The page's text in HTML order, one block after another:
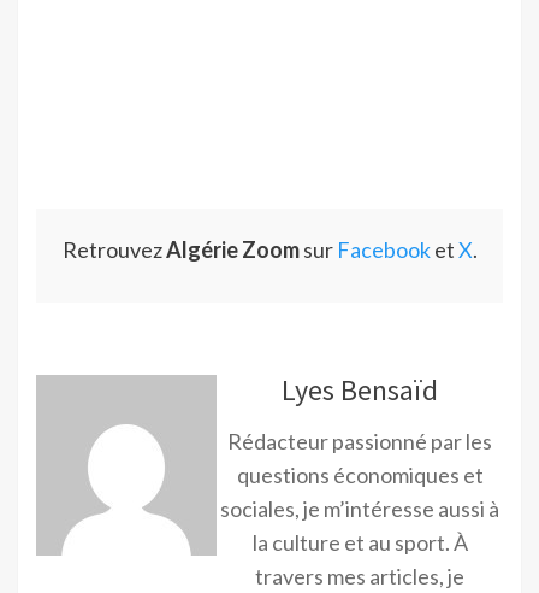
RetrouvezAlgérie Zoomsur FacebooketX.
Lyes Bensaïd
Rédacteur passionné par les
questions économiques et
sociales, je m’intéresse aussi à
la culture et au sport. À
travers mes articles, je